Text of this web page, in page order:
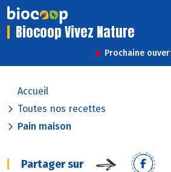
Biocoop Vivez Nature
Prochaine
Accueil
Toutes nos recettes
Pain maison
Partager sur